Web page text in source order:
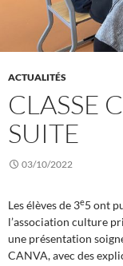
ACTUALITÉS
CLASSE
SUITE
03/10/2022
Les élèves de 3e5 ont
l’association culture
une présentation
CANVA, avec des